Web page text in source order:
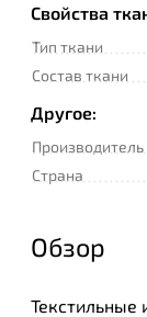
Свойства
Тип ткани
Состав ткани
Другое:
Производитель
Страна
Обзор
Текстильные